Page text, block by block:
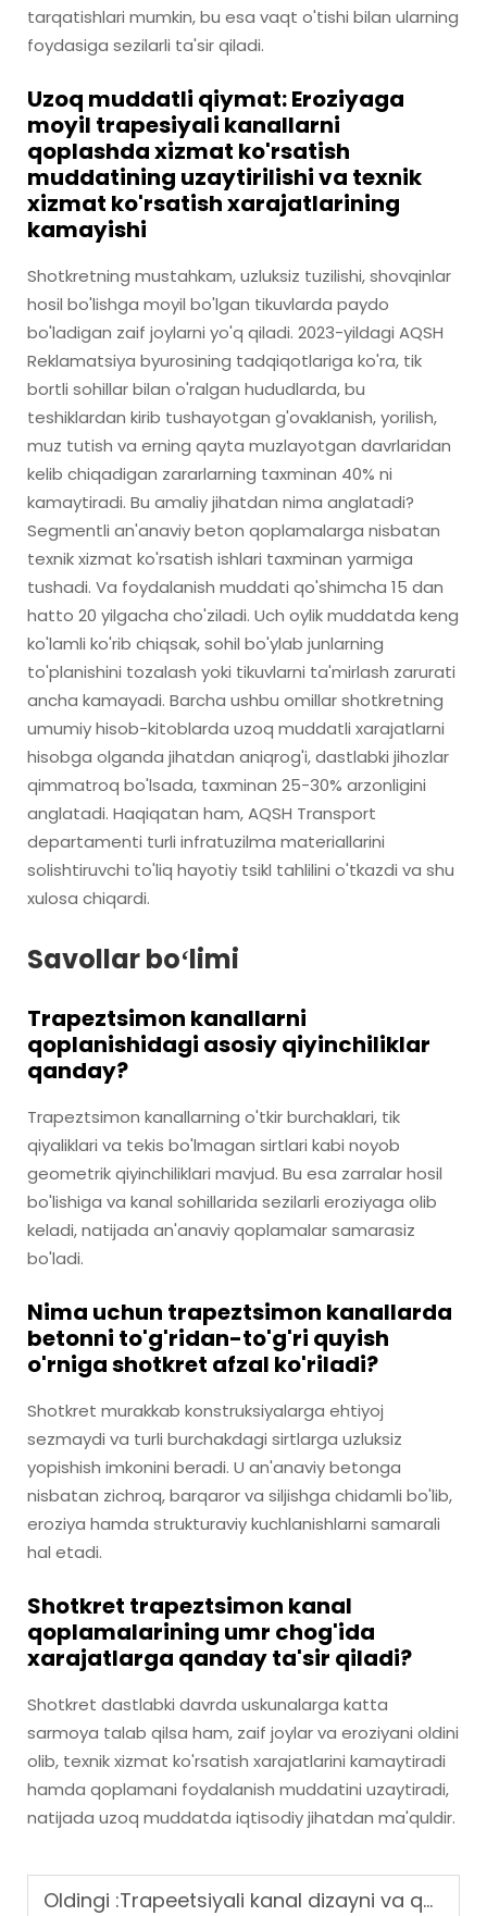
tarqatishlari mumkin, bu esa vaqt o'tishi bilan ularning
foydasiga sezilarli ta'sir qiladi.
Uzoq muddatli qiymat: Eroziyaga
moyil trapesiyali kanallarni
qoplashda xizmat ko'rsatish
muddatining uzaytirilishi va texnik
xizmat ko'rsatish xarajatlarining
kamayishi
Shotkretning mustahkam, uzluksiz tuzilishi, shovqinlar
hosil bo'lishga moyil bo'lgan tikuvlarda paydo
bo'ladigan zaif joylarni yo'q qiladi. 2023-yildagi AQSH
Reklamatsiya byurosining tadqiqotlariga ko'ra, tik
bortli sohillar bilan o'ralgan hududlarda, bu
teshiklardan kirib tushayotgan g'ovaklanish, yorilish,
muz tutish va erning qayta muzlayotgan davrlaridan
kelib chiqadigan zararlarning taxminan 40% ni
kamaytiradi. Bu amaliy jihatdan nima anglatadi?
Segmentli an'anaviy beton qoplamalarga nisbatan
texnik xizmat ko'rsatish ishlari taxminan yarmiga
tushadi. Va foydalanish muddati qo'shimcha 15 dan
hatto 20 yilgacha cho'ziladi. Uch oylik muddatda keng
ko'lamli ko'rib chiqsak, sohil bo'ylab junlarning
to'planishini tozalash yoki tikuvlarni ta'mirlash zarurati
ancha kamayadi. Barcha ushbu omillar shotkretning
umumiy hisob-kitoblarda uzoq muddatli xarajatlarni
hisobga olganda jihatdan aniqrog'i, dastlabki jihozlar
qimmatroq bo'lsada, taxminan 25-30% arzonligini
anglatadi. Haqiqatan ham, AQSH Transport
departamenti turli infratuzilma materiallarini
solishtiruvchi to'liq hayotiy tsikl tahlilini o'tkazdi va shu
xulosa chiqardi.
Savollar boʻlimi
Trapeztsimon kanallarni
qoplanishidagi asosiy qiyinchiliklar
qanday?
Trapeztsimon kanallarning o'tkir burchaklari, tik
qiyaliklari va tekis bo'lmagan sirtlari kabi noyob
geometrik qiyinchiliklari mavjud. Bu esa zarralar hosil
bo'lishiga va kanal sohillarida sezilarli eroziyaga olib
keladi, natijada an'anaviy qoplamalar samarasiz
bo'ladi.
Nima uchun trapeztsimon kanallarda
betonni to'g'ridan-to'g'ri quyish
o'rniga shotkret afzal ko'riladi?
Shotkret murakkab konstruksiyalarga ehtiyoj
sezmaydi va turli burchakdagi sirtlarga uzluksiz
yopishish imkonini beradi. U an'anaviy betonga
nisbatan zichroq, barqaror va siljishga chidamli bo'lib,
eroziya hamda strukturaviy kuchlanishlarni samarali
hal etadi.
Shotkret trapeztsimon kanal
qoplamalarining umr chog'ida
xarajatlarga qanday ta'sir qiladi?
Shotkret dastlabki davrda uskunalarga katta
sarmoya talab qilsa ham, zaif joylar va eroziyani oldini
olib, texnik xizmat ko'rsatish xarajatlarini kamaytiradi
hamda qoplamani foydalanish muddatini uzaytiradi,
natijada uzoq muddatda iqtisodiy jihatdan ma'quldir.
Oldingi :Trapeetsiyali kanal dizayni va qoplamalarning samaradorligiga to'liq qo'lanma